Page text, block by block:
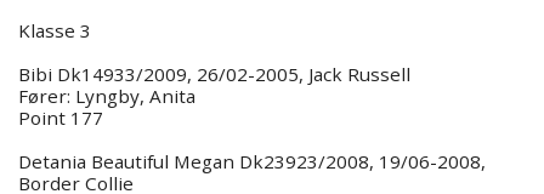
Klasse 3
Bibi Dk14933/2009, 26/02-2005, Jack Russell
Fører: Lyngby, Anita
Point 177
Detania Beautiful Megan Dk23923/2008, 19/06-2008,
Border Collie